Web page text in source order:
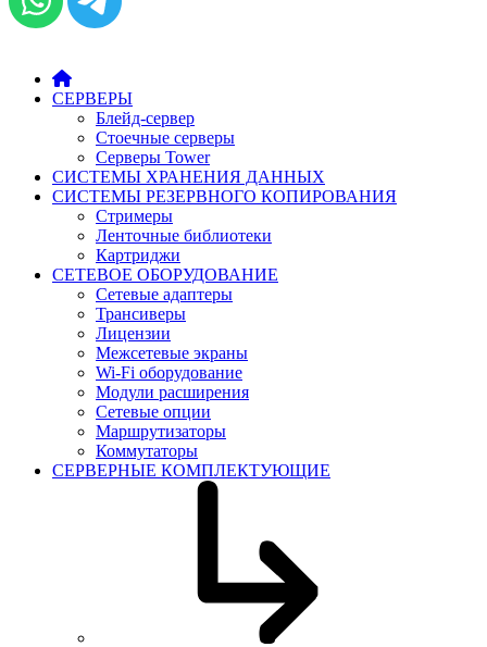
СЕРВЕРЫ
Блейд-сервер
Стоечные серверы
Серверы Tower
СИСТЕМЫ ХРАНЕНИЯ ДАННЫХ
СИСТЕМЫ РЕЗЕРВНОГО КОПИРОВАНИЯ
Стримеры
Ленточные библиотеки
Картриджи
СЕТЕВОЕ ОБОРУДОВАНИЕ
Сетевые адаптеры
Трансиверы
Лицензии
Межсетевые экраны
Wi-Fi оборудование
Модули расширения
Сетевые опции
Маршрутизаторы
Коммутаторы
СЕРВЕРНЫЕ КОМПЛЕКТУЮЩИЕ